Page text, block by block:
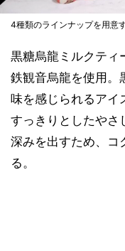
4種類のラインナップを用意
黒糖烏龍ミルクティ
鉄観音烏龍を使用。
味を感じられるアイ
すっきりとしたやさ
深みを出すため、コ
る。